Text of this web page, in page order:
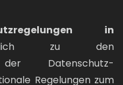
in
zu den
der Datenschutz-
Regelungen zum